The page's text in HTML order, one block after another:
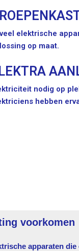
elektrische
op maat.
nodig op
hebben
voorkomen
apparaten